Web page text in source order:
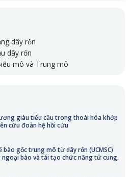
dây rốn
dây rốn
mô và Trung mô
giàu tiểu cầu trong thoái hóa khớp
cứu đoàn hệ hồi cứu
gốc trung mô từ dây rốn (UCMSC)
ngoại bào và tái tạo chức năng tử cung.